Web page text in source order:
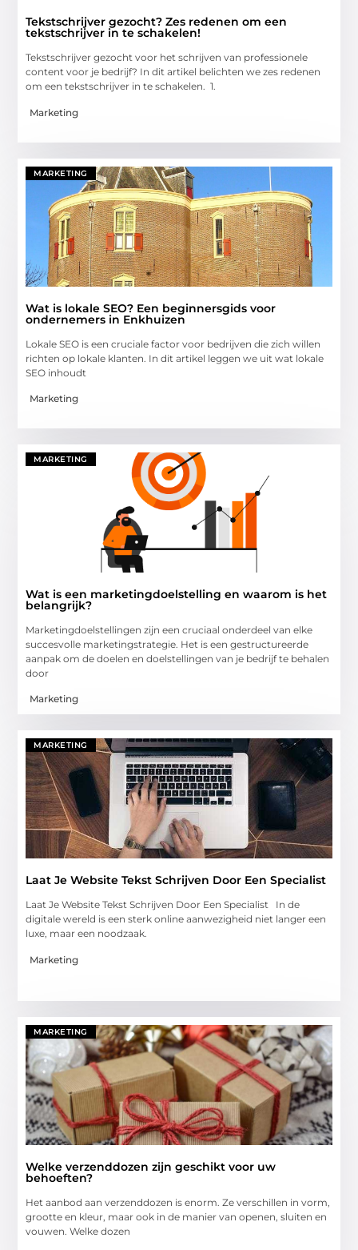
Tekstschrijver gezocht? Zes redenen om een
tekstschrijver in te schakelen!
Tekstschrijver gezocht voor het schrijven van professionele
content voor je bedrijf? In dit artikel belichten we zes redenen
om een tekstschrijver in te schakelen. 1.
Marketing
MARKETING
Wat is lokale SEO? Een beginnersgids voor
ondernemers in Enkhuizen
Lokale SEO is een cruciale factor voor bedrijven die zich willen
richten op lokale klanten. In dit artikel leggen we uit wat lokale
SEO inhoudt
Marketing
MARKETING
Wat is een marketingdoelstelling en waarom is het
belangrijk?
Marketingdoelstellingen zijn een cruciaal onderdeel van elke
succesvolle marketingstrategie. Het is een gestructureerde
aanpak om de doelen en doelstellingen van je bedrijf te behalen
door
Marketing
MARKETING
Laat Je Website Tekst Schrijven Door Een Specialist
Laat Je Website Tekst Schrijven Door Een Specialist In de
digitale wereld is een sterk online aanwezigheid niet langer een
luxe, maar een noodzaak.
Marketing
MARKETING
Welke verzenddozen zijn geschikt voor uw
behoeften?
Het aanbod aan verzenddozen is enorm. Ze verschillen in vorm,
grootte en kleur, maar ook in de manier van openen, sluiten en
vouwen. Welke dozen